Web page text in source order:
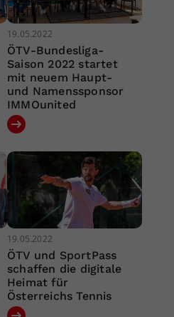
19.05.2022
ÖTV-Bundesliga-
Saison 2022 startet
mit neuem Haupt-
und Namenssponsor
IMMOunited
19.05.2022
ÖTV und SportPass
schaffen die digitale
Heimat für
Österreichs Tennis